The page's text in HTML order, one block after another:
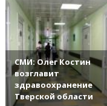
СМИ: Олег Костин
возглавит
здравоохранение
Тверской области